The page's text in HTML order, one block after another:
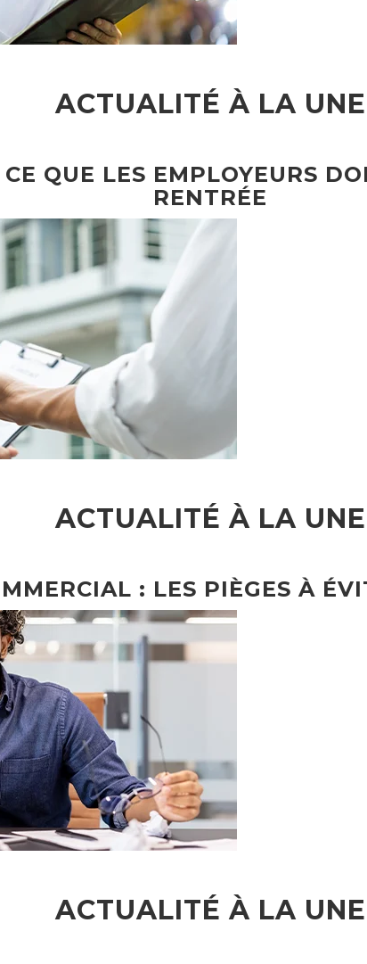
ACTUALITÉ À LA UNE
QUE LES EMPLOYEURS
RENTRÉE
ACTUALITÉ À LA UNE
: LES PIÈGES À
ACTUALITÉ À LA UNE